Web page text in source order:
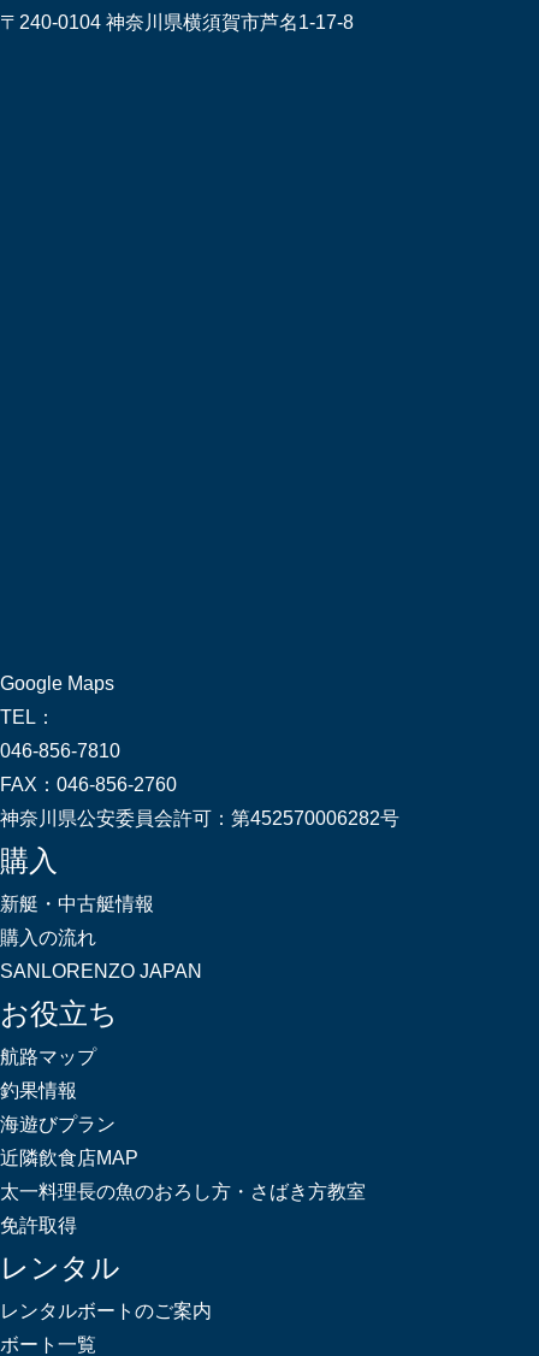
〒240-0104 神奈川県横須賀市芦名1-17-8
Google Maps
TEL：
046-856-7810
FAX： 046-856-2760
神奈川県公安委員会許可： 第452570006282号
購入
新艇・中古艇情報
購入の流れ
SANLORENZO JAPAN
お役立ち
航路マップ
釣果情報
海遊びプラン
近隣飲食店MAP
太一料理長の魚のおろし方・さばき方教室
免許取得
レンタル
レンタルボートのご案内
ボート一覧